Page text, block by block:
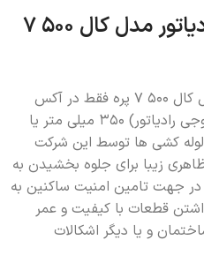
رادیاتور پره ای ایران رادیاتور مدل کال 500 7
رادیاتور پره ای ایران رادیاتور مدل کال 500 7 پره فقط در آکس
(فاصله مرکز دو لوله ورودی و خروجی رادیاتور) 350 میلی متر یا
در لوله کشی ها توسط این شرکت
زیبا برای جلوه بخشیدن به
در جهت تامین امنیت ساکنین به
قطعات با کیفیت و عمر
و یا دیگر اشکالات